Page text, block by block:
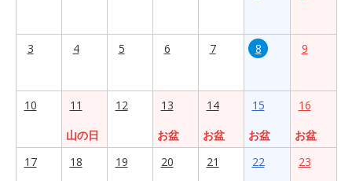
3 4 5 6 7 8 9
10
11
山の日
12
13
お盆
14
お盆
15
お盆
16
お盆
17
18 19 20 21 22 23